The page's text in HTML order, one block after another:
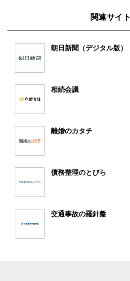
関連サイト
朝日新聞（デジタル版）
相続会議
離婚のカタチ
債務整理のとびら
交通事故の羅針盤